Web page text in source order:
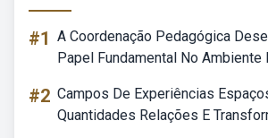
#1 A Coordenação Pedagógica
Papel Fundamental No Ambiente
#2 Campos De Experiências
Quantidades Relações E